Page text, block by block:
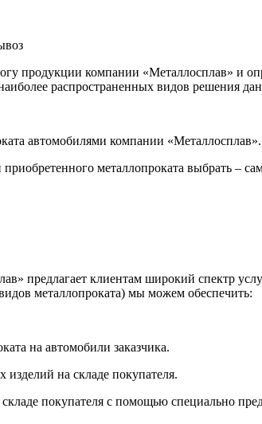
продукции компании «Металлосплав» и
распространенных видов решения
автомобилями компании «Металлосплав».
приобретенного металлопроката выбрать –
предлагает клиентам широкий спектр
металлопроката) мы можем обеспечить:
на автомобили заказчика.
изделий на складе покупателя.
складе покупателя с помощью специально